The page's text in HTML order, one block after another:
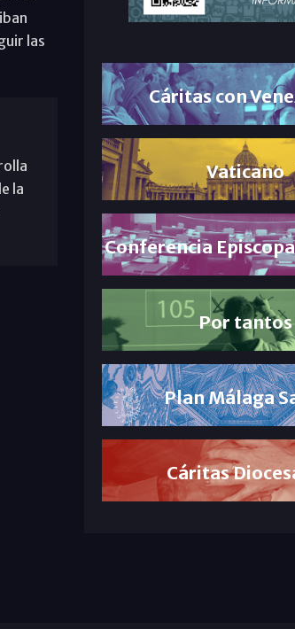
las
la
Cáritas con
Vaticano
Conferencia
Por tantos
Plan Málaga
Cáritas